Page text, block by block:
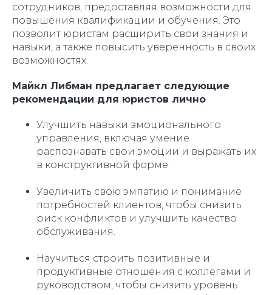
сотрудников, предоставляя возможности для
повышения квалификации и обучения. Это
позволит юристам расширить свои знания и
навыки, а также повысить уверенность в своих
возможностях.
Майкл Либман предлагает следующие
рекомендации для юристов лично
Улучшить навыки эмоционального
управления, включая умение
распознавать свои эмоции и выражать их
в конструктивной форме.
Увеличить свою эмпатию и понимание
потребностей клиентов, чтобы снизить
риск конфликтов и улучшить качество
обслуживания.
Научиться строить позитивные и
продуктивные отношения с коллегами и
руководством, чтобы снизить уровень